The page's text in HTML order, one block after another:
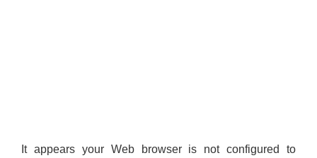
It appears your Web browser is not configured to